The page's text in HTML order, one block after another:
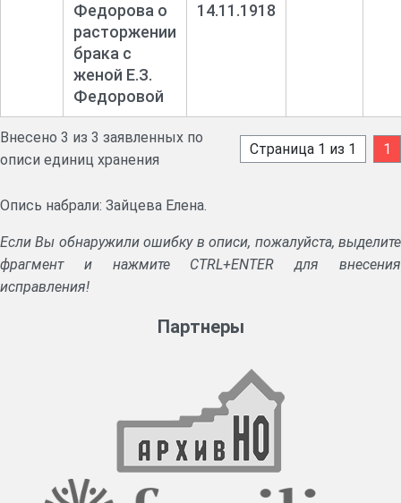
Федорова о
расторжении
брака с
женой Е.З.
Федоровой
14.11.1918
Внесено 3 из 3 заявленных по
описи единиц хранения
Страница 1 из 1 1
Опись набрали: Зайцева Елена.
Если Вы обнаружили ошибку в описи, пожалуйста, выделите
фрагмент и нажмите CTRL+ENTER для внесения
исправления!
Партнеры